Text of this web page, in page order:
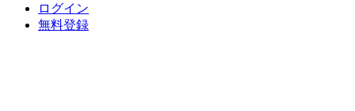
ログイン
無料登録